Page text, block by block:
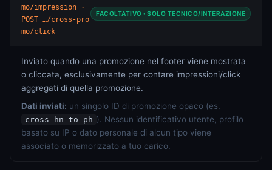
mo/impression ·
POST …/cross-pro
mo/click
FACOLTATIVO · SOLO TECNICO/INTERAZIONE
Inviato quando una promozione nel footer viene mostrata
o cliccata, esclusivamente per contare impressioni/click
aggregati di quella promozione.
Dati inviati: un singolo ID di promozione opaco (es.
cross-hn-to-ph ). Nessun identificativo utente, profilo
basato su IP o dato personale di alcun tipo viene
associato o memorizzato a tuo carico.